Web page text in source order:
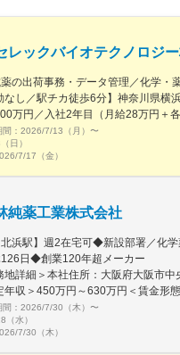
顧客を有し、自社開発の教育ソフ
らでも勤務可能です。実際に隔月
もいます。
後1か月は社員を知る目的で出社を
について
大学・宇治原研究室の先端研究を
企業です。
の「当たり前」を変える新技術で
ィクス（PI）で、カンや試行錯誤に
マートなプロセスへ。わずかな実
り、仮想実験で最適条件を瞬時に
開発期間は短縮、さらに高品質な
す。
化ポイント
AIエンジニアや大手企業出身者な
も完了し、業界のトップランナー
ロジェクトや大手企業との共同研
くりに新しい常識を生み出す挑戦を
レックバイオテクノロジ
の出荷事務・データ管理／化学・
： 2026/7/13（月） 〜
日）
7/17（金）
純薬工業株式会社
北浜駅】週2在宅可◆新設部署／化
日◆創業120年超メーカー
： 2026/7/30（木） 〜
（水）
7/30（木）